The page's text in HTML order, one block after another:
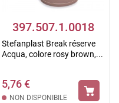
397.507.1.0018
Stefanplast Break réserve
Acqua, colore rosy brown,...
5,76 €
NON DISPONIBILE